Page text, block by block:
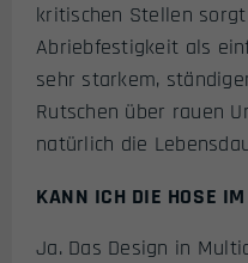
kritischen Stellen
Abriebfestigkeit als
sehr starkem,
Rutschen über rauen
natürlich die
KANN ICH DIE HOSE
Ja. Das Design in